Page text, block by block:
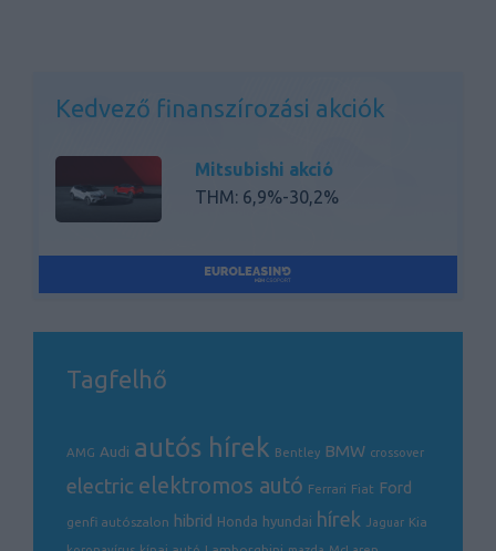
Kedvező finanszírozási akciók
Mitsubishi akció
THM: 6,9%-30,2%
Tagfelhő
AMG Audi autós hírek Bentley BMW crossover
electric elektromos autó Ferrari Fiat Ford
genfi autószalon hibrid Honda hyundai hírek Jaguar Kia